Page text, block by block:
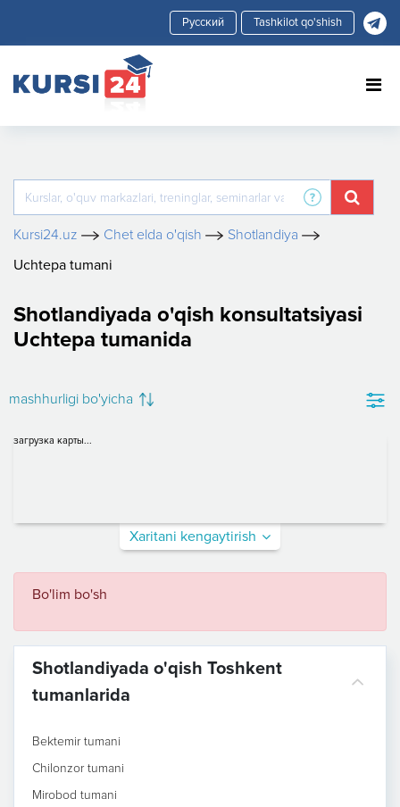
Tashkilot qo'shish
Kursi24.uz Chet elda o'qish
Shotlandiya
Uchtepa tumani
Shotlandiyada o'qish konsultatsiyasi
Uchtepa tumanida
mashhurligi bo'yicha
загрузка карты...
Xaritani kengaytirish
Bo'lim bo'sh
Shotlandiyada o'qish Toshkent
tumanlarida
Bektemir tumani
Chilonzor tumani
Mirobod tumani